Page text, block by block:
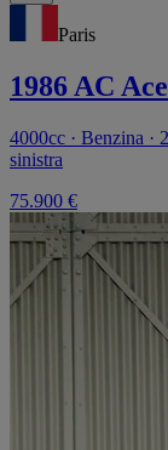
Paris
1986 AC Ace
4000cc · Benzina ·
sinistra
75.900 €